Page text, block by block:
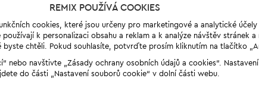
REMIX POUŽÍVÁ COOKIES
cookies, které jsou určeny pro marketingové a analytické
k personalizaci obsahu a reklam a k analýze návštěv stránek
chtěli. Pokud souhlasíte, potvrďte prosím kliknutím na tlačítko
nebo navštivte „Zásady ochrany osobních údajů a cookies“.
do části „Nastavení souborů cookie“ v dolní části webu.